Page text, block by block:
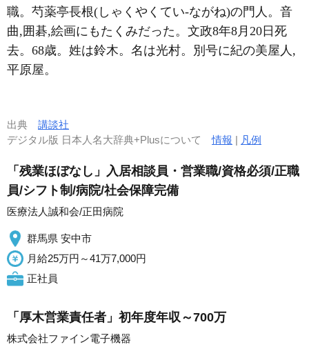
職。芍薬亭長根(しゃくやくてい-ながね)の門人。音
曲,囲碁,絵画にもたくみだった。文政8年8月20日死
去。68歳。姓は鈴木。名は光村。別号に紀の美屋人,
平原屋。
出典 講談社
デジタル版 日本人名大辞典+Plusについて情報 | 凡例
「残業ほぼなし」入居相談員・営業職/資格必須/正職
員/シフト制/病院/社会保障完備
医療法人誠和会/正田病院
群馬県 安中市
月給25万円～41万7,000円
正社員
「厚木営業責任者」初年度年収～700万
株式会社ファイン電子機器